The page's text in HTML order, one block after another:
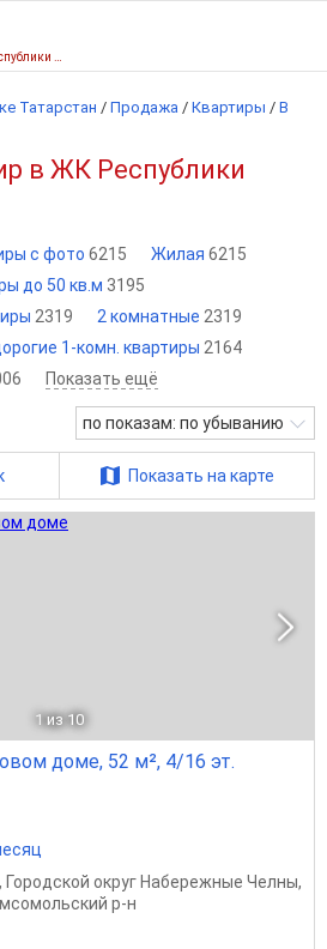
Татарстан / Продажа / Квартиры / В
в ЖК Республики
с фото 6215 Жилая 6215
до 50 кв.м 3195
2319 2 комнатные 2319
1-комн. квартиры 2164
Показать ещё
по показам: по убыванию
Показать на карте
1 из 10
доме, 52 м², 4/16 эт.
, Городской округ Набережные Челны,
р-н